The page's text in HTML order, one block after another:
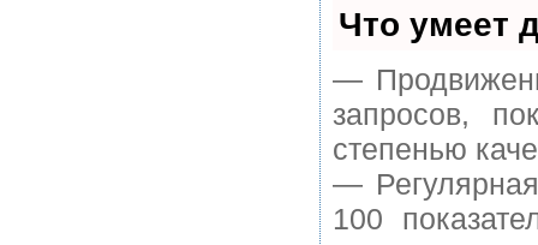
Что умеет
—
запросов,
степенью
—
100